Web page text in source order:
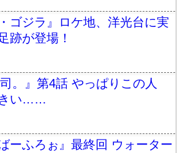
・ゴジラ』ロケ地、洋光台に実
跡が登場！
司。』第4話 やっぱりこの人
い……
ばーふろぉ』最終回 ウォーター